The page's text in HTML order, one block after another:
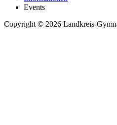
Events
Copyright © 2026 Landkreis-